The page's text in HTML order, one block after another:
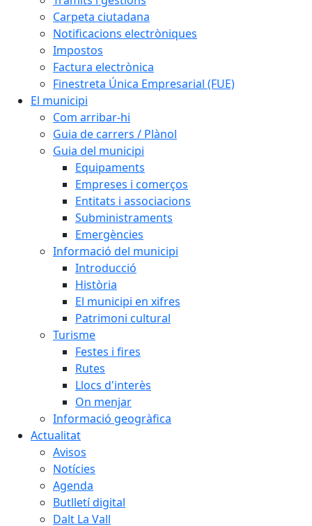
Carpeta ciutadana
Notificacions electròniques
Impostos
Factura electrònica
Finestreta Única Empresarial (FUE)
El municipi
Com arribar-hi
Guia de carrers / Plànol
Guia del municipi
Equipaments
Empreses i comerços
Entitats i associacions
Subministraments
Emergències
Informació del municipi
Introducció
Història
El municipi en xifres
Patrimoni cultural
Turisme
Festes i fires
Rutes
Llocs d'interès
On menjar
Informació geogràfica
Actualitat
Avisos
Notícies
Agenda
Butlletí digital
Dalt La Vall